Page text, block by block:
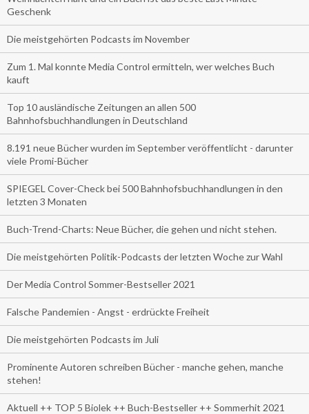
Geschenk
Die meistgehörten Podcasts im November
Zum 1. Mal konnte Media Control ermitteln, wer welches Buch
kauft
Top 10 ausländische Zeitungen an allen 500
Bahnhofsbuchhandlungen in Deutschland
8.191 neue Bücher wurden im September veröffentlicht - darunter
viele Promi-Bücher
SPIEGEL Cover-Check bei 500 Bahnhofsbuchhandlungen in den
letzten 3 Monaten
Buch-Trend-Charts: Neue Bücher, die gehen und nicht stehen.
Die meistgehörten Politik-Podcasts der letzten Woche zur Wahl
Der Media Control Sommer-Bestseller 2021
Falsche Pandemien - Angst - erdrückte Freiheit
Die meistgehörten Podcasts im Juli
Prominente Autoren schreiben Bücher - manche gehen, manche
stehen!
Aktuell ++ TOP 5 Biolek ++ Buch-Bestseller ++ Sommerhit 2021